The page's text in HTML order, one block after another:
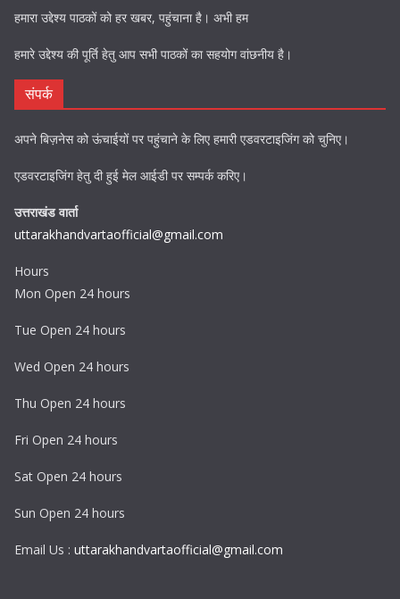
हमारा उद्देश्य पाठकों को हर खबर, पहुंचाना है। अभी हम
हमारे उद्देश्य की पूर्ति हेतु आप सभी पाठकों का सहयोग वांछनीय है।
संपर्क
अपने बिज़नेस को ऊंचाईयों पर पहुंचाने के लिए हमारी एडवरटाइजिंग को चुनिए।
एडवरटाइजिंग हेतु दी हुई मेल आईडी पर सम्पर्क करिए।
उत्तराखंड वार्ता
uttarakhandvartaofficial@gmail.com
Hours
Mon Open 24 hours
Tue Open 24 hours
Wed Open 24 hours
Thu Open 24 hours
Fri Open 24 hours
Sat Open 24 hours
Sun Open 24 hours
Email Us : uttarakhandvartaofficial@gmail.com